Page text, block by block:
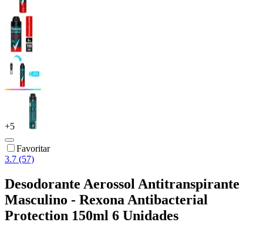
+5
Favoritar
3.7 (57)
Desodorante Aerossol Antitranspirante
Masculino - Rexona Antibacterial
Protection 150ml 6 Unidades